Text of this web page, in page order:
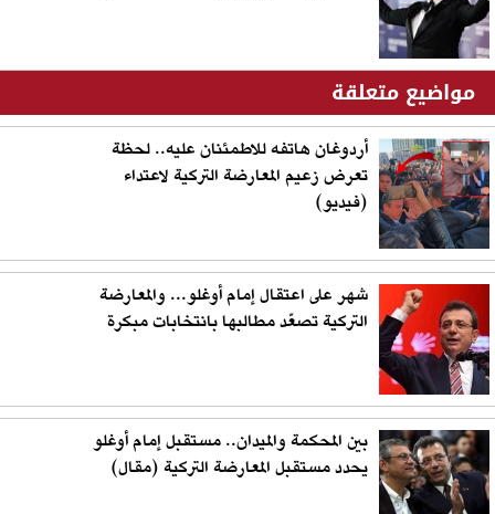
مواضيع متعلقة
أردوغان هاتفه للاطمئنان عليه.. لحظة
تعرض زعيم المعارضة التركية لاعتداء
(فيديو)
شهر على اعتقال إمام أوغلو... والمعارضة
التركية تصعّد مطالبها بانتخابات مبكرة
بين المحكمة والميدان.. مستقبل إمام أوغلو
يحدد مستقبل المعارضة التركية (مقال)